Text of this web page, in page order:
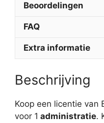
Beoordelingen
FAQ
Extra informatie
Beschrijving
Koop een licentie van
voor 1 administratie.